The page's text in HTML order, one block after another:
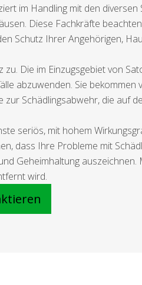
im Handling mit den diversen
Diese Fachkräfte
Schutz Ihrer Angehörigen,
Die im Einzugsgebiet von
abzuwenden. Sie
Schädlingsabwehr, die auf
seriös, mit hohem
dass Ihre Probleme mit
Geheimhaltung
wird.